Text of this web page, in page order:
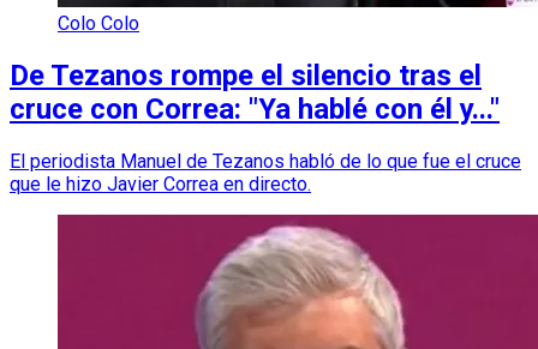
Colo Colo
De Tezanos rompe el silencio tras el
cruce con Correa: "Ya hablé con él y..."
El periodista Manuel de Tezanos habló de lo que fue el cruce
que le hizo Javier Correa en directo.